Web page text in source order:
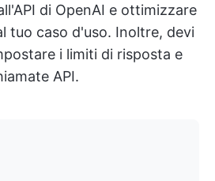
di OpenAI e ottimizzare
tuo caso d'uso. Inoltre, devi
i limiti di risposta e
API.